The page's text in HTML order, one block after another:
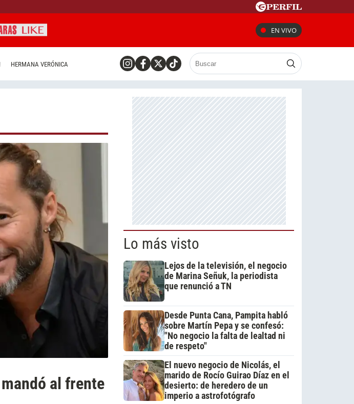
EN VIVO
HERMANA VERÓNICA
al frente
Lo más visto
Lejos de la televisión, el negocio
de Marina Señuk, la periodista
que renunció a TN
Desde Punta Cana, Pampita habló
sobre Martín Pepa y se confesó:
"No negocio la falta de lealtad ni
de respeto"
El nuevo negocio de Nicolás, el
marido de Rocío Guirao Díaz en el
desierto: de heredero de un
imperio a astrofotógrafo